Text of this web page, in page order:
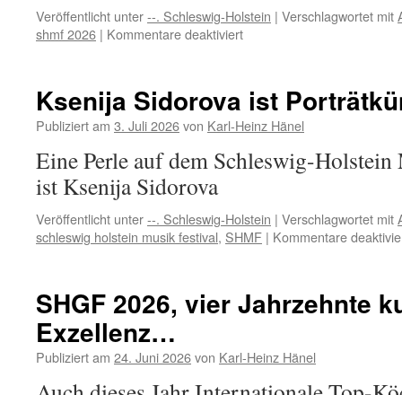
Veröffentlicht unter--. Schleswig-Holstein | Verschlagwortet mit
shmf 2026 | Kommentare deaktiviertfür
Festival
2026,
frühe
Ksenija Sidorova ist
Publiziert am 3. Juli 2026von Karl-Heinz Hänel
Eine Perle auf dem Schleswig-
ist Ksenija Sidorova
Veröffentlicht unter--. Schleswig-Holstein | Verschlagwortet mit
schleswig holstein musik festival, SHMF | Kommentare
SHGF 2026, vier Jahrzehnte
Exzellenz…
Publiziert am 24. Juni 2026von Karl-Heinz Hänel